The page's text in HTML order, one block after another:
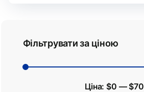
Фільтрувати за ціною
Ціна:$0 —$70